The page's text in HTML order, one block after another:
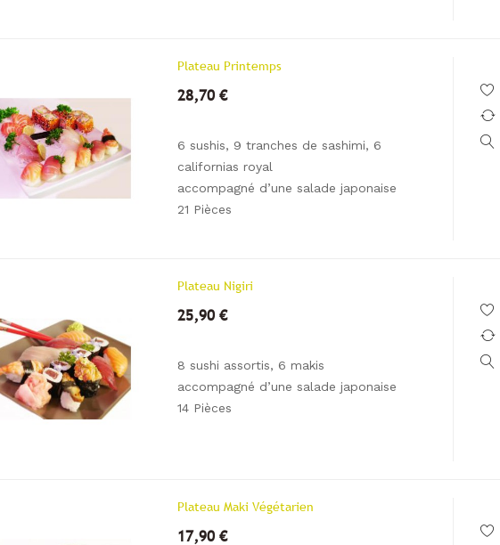
Plateau Printemps
28,70 €
6 sushis, 9 tranches de sashimi, 6
californias royal
accompagné d’une salade japonaise
21 Pièces
Plateau Nigiri
25,90 €
8 sushi assortis, 6 makis
accompagné d’une salade japonaise
14 Pièces
Plateau Maki Végétarien
17,90 €